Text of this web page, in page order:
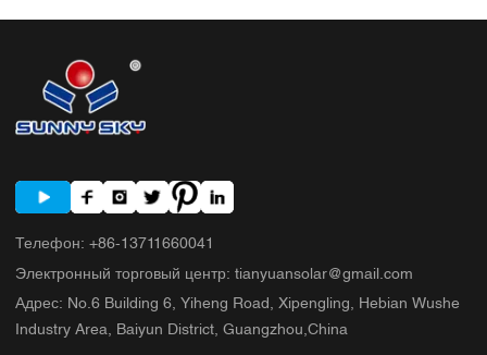
Телефон: +86-13711660041
Электронный торговый центр: tianyuansolar@gmail.com
Адрес: No.6 Building 6, Yiheng Road, Xipengling, Hebian Wushe
Industry Area, Baiyun District, Guangzhou,China